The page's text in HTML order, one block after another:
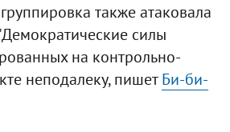
также атаковала
силы
на контрольно-
неподалеку, пишетБи-би-